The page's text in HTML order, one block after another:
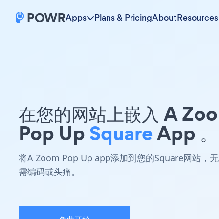
Apps Plans & PricingAboutResources
在您的网站上嵌入 A
Pop UpSquareApp 。
将A Zoom Pop Up app添加到您的Square网站，无
需编码或头痛。